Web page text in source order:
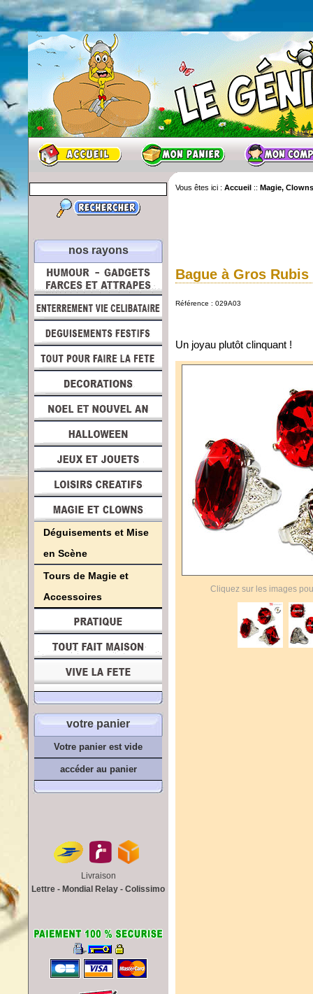
nos rayons
Déguisements et Mise
en Scène
Tours de Magie et
Accessoires
votre panier
Votre panier est vide
accéder au panier
Livraison
Lettre - Mondial Relay - Colissimo
Vous êtes ici : Accueil :: Magie,
Bague à Gros Rubis
Référence : 029A03
Un joyau plutôt clinquant !
Cliquez sur les images